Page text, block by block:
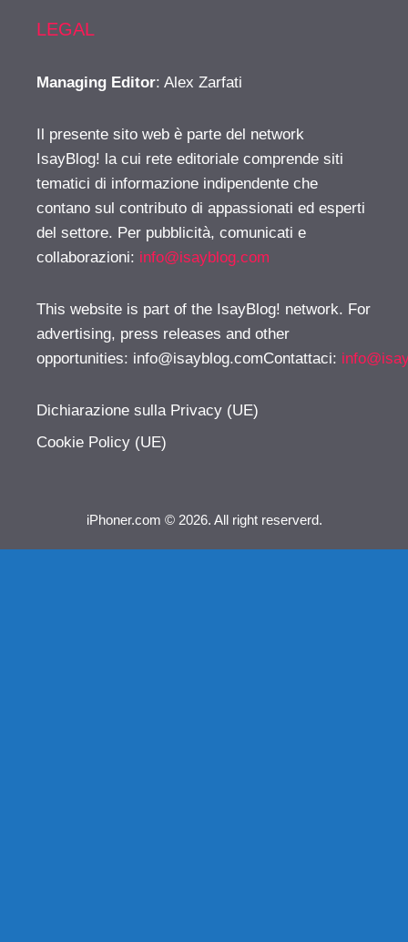
LEGAL
Managing Editor: Alex Zarfati
Il presente sito web è parte del network
IsayBlog! la cui rete editoriale comprende siti
tematici di informazione indipendente che
contano sul contributo di appassionati ed esperti
del settore. Per pubblicità, comunicati e
collaborazioni: info@isayblog.com
This website is part of the IsayBlog! network. For
advertising, press releases and other
opportunities: info@isayblog.comContattaci:
Dichiarazione sulla Privacy (UE)
Cookie Policy (UE)
iPhoner.com © 2026. All right reserverd.